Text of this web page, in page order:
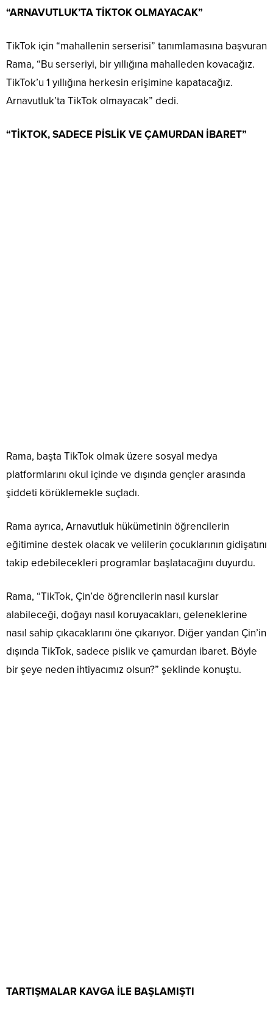
“ARNAVUTLUK’TA TİKTOK OLMAYACAK”
TikTok için “mahallenin serserisi” tanımlamasına başvuran
Rama, “Bu serseriyi, bir yıllığına mahalleden kovacağız.
TikTok’u 1 yıllığına herkesin erişimine kapatacağız.
Arnavutluk’ta TikTok olmayacak” dedi.
“TİKTOK, SADECE PİSLİK VE ÇAMURDAN İBARET”
Rama, başta TikTok olmak üzere sosyal medya
platformlarını okul içinde ve dışında gençler arasında
şiddeti körüklemekle suçladı.
Rama ayrıca, Arnavutluk hükümetinin öğrencilerin
eğitimine destek olacak ve velilerin çocuklarının gidişatını
takip edebilecekleri programlar başlatacağını duyurdu.
Rama, “TikTok, Çin’de öğrencilerin nasıl kurslar
alabileceği, doğayı nasıl koruyacakları, geleneklerine
nasıl sahip çıkacaklarını öne çıkarıyor. Diğer yandan Çin’in
dışında TikTok, sadece pislik ve çamurdan ibaret. Böyle
bir şeye neden ihtiyacımız olsun?” şeklinde konuştu.
TARTIŞMALAR KAVGA İLE BAŞLAMIŞTI